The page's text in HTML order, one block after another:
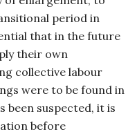
period in
that in the future
their own
collective labour
were to be found in
been suspected, it is
before